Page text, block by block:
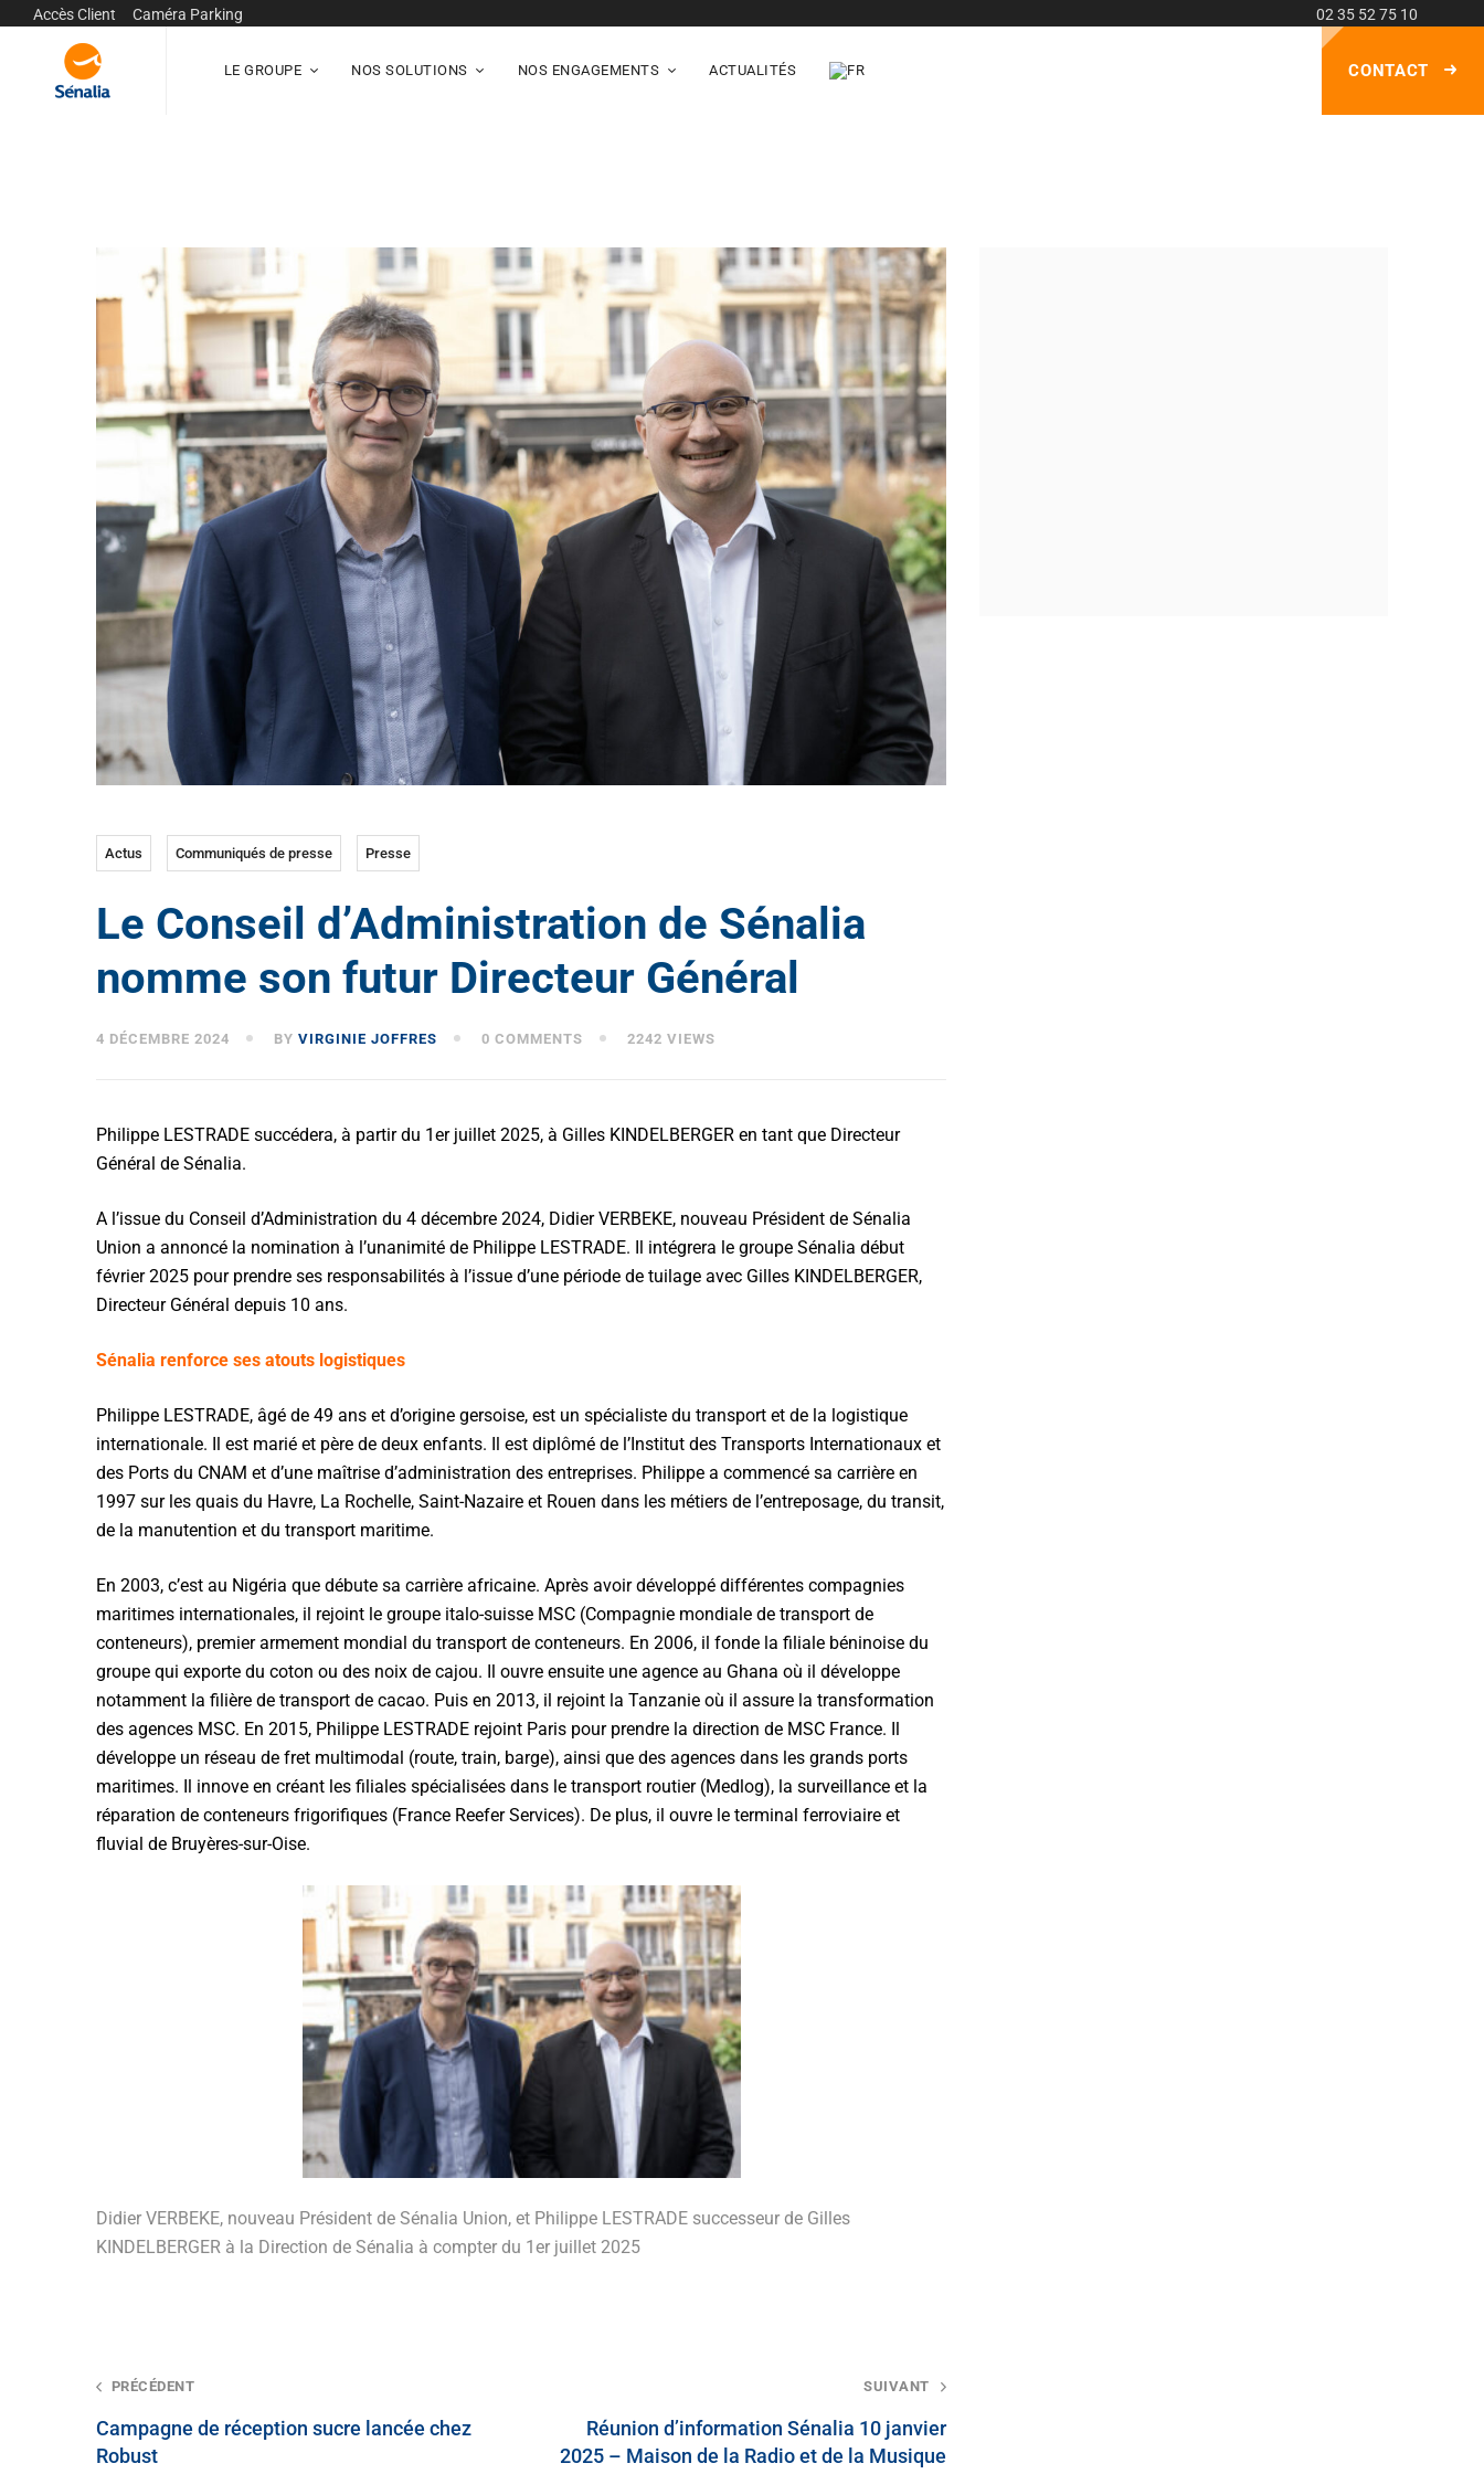
Accès Client Caméra Parking 02 35 52 75 10
LE GROUPE NOS SOLUTIONS NOS ENGAGEMENTS ACTUALITÉS CONTACT
Actus Communiqués de presse Presse
Le Conseil d’Administration de Sénalia
nomme son futur Directeur Général
4 DÉCEMBRE 2024 BY VIRGINIE JOFFRES 0 COMMENTS 2242 VIEWS
Philippe LESTRADE succédera, à partir du 1er juillet 2025, à Gilles KINDELBERGER en tant que Directeur
Général de Sénalia.
A l’issue du Conseil d’Administration du 4 décembre 2024, Didier VERBEKE, nouveau Président de Sénalia
Union a annoncé la nomination à l’unanimité de Philippe LESTRADE. Il intégrera le groupe Sénalia début
février 2025 pour prendre ses responsabilités à l’issue d’une période de tuilage avec Gilles KINDELBERGER,
Directeur Général depuis 10 ans.
Sénalia renforce ses atouts logistiques
Philippe LESTRADE, âgé de 49 ans et d’origine gersoise, est un spécialiste du transport et de la logistique
internationale. Il est marié et père de deux enfants. Il est diplômé de l’Institut des Transports Internationaux et
des Ports du CNAM et d’une maîtrise d’administration des entreprises. Philippe a commencé sa carrière en
1997 sur les quais du Havre, La Rochelle, Saint-Nazaire et Rouen dans les métiers de l’entreposage, du transit,
de la manutention et du transport maritime.
En 2003, c’est au Nigéria que débute sa carrière africaine. Après avoir développé différentes compagnies
maritimes internationales, il rejoint le groupe italo-suisse MSC (Compagnie mondiale de transport de
conteneurs), premier armement mondial du transport de conteneurs. En 2006, il fonde la filiale béninoise du
groupe qui exporte du coton ou des noix de cajou. Il ouvre ensuite une agence au Ghana où il développe
notamment la filière de transport de cacao. Puis en 2013, il rejoint la Tanzanie où il assure la transformation
des agences MSC. En 2015, Philippe LESTRADE rejoint Paris pour prendre la direction de MSC France. Il
développe un réseau de fret multimodal (route, train, barge), ainsi que des agences dans les grands ports
maritimes. Il innove en créant les filiales spécialisées dans le transport routier (Medlog), la surveillance et la
réparation de conteneurs frigorifiques (France Reefer Services). De plus, il ouvre le terminal ferroviaire et
fluvial de Bruyères-sur-Oise.
Didier VERBEKE, nouveau Président de Sénalia Union, et Philippe LESTRADE successeur de Gilles
KINDELBERGER à la Direction de Sénalia à compter du 1er juillet 2025
Post
navigation
PRÉCÉDENT
Campagne de réception sucre lancée chez
Robust
SUIVANT
Réunion d’information Sénalia 10 janvier
2025 – Maison de la Radio et de la Musique